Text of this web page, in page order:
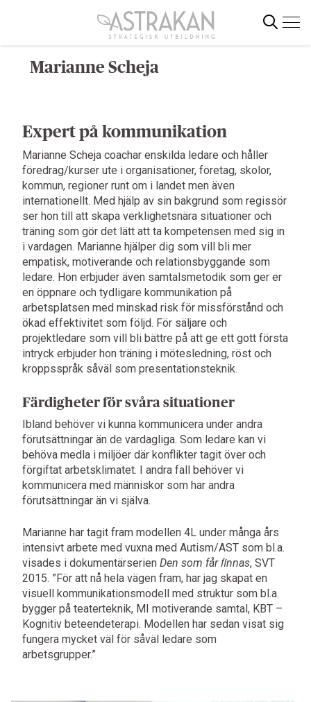
innehålletMarianne Scheja
Expert på kommunikation
Marianne Scheja coachar enskilda ledare och håller
föredrag/kurser ute i organisationer, företag, skolor,
kommun, regioner runt om i landet men även
internationellt. Med hjälp av sin bakgrund som regissör
ser hon till att skapa verklighetsnära situationer och
träning som gör det lätt att ta kompetensen med sig in
i vardagen. Marianne hjälper dig som vill bli mer
empatisk, motiverande och relationsbyggande som
ledare. Hon erbjuder även samtalsmetodik som ger er
en öppnare och tydligare kommunikation på
arbetsplatsen med minskad risk för missförstånd och
ökad effektivitet som följd. För säljare och
projektledare som vill bli bättre på att ge ett gott första
intryck erbjuder hon träning i mötesledning, röst och
kroppsspråk såväl som presentationsteknik.
Färdigheter för svåra situationer
Ibland behöver vi kunna kommunicera under andra
förutsättningar än de vardagliga. Som ledare kan vi
behöva medla i miljöer där konflikter tagit över och
förgiftat arbetsklimatet. I andra fall behöver vi
kommunicera med människor som har andra
förutsättningar än vi själva.
Marianne har tagit fram modellen 4L under många års
intensivt arbete med vuxna med Autism/AST som bl.a.
visades i dokumentärserien Den som får ﬁnnas, SVT
2015. ”För att nå hela vägen fram, har jag skapat en
visuell kommunikationsmodell med struktur som bl.a.
bygger på teaterteknik, MI motiverande samtal, KBT –
Kognitiv beteendeterapi. Modellen har sedan visat sig
fungera mycket väl för såväl ledare som
arbetsgrupper.”